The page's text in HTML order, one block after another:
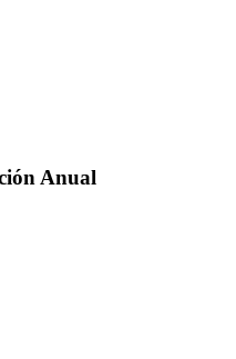
Anual